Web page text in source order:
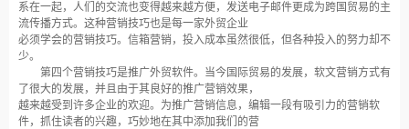
系在一起，人们的交流也变得越来越方便，发送电子邮件更成为跨国贸易的主
流传播方式。这种营销技巧也是每一家外贸企业
必须学会的营销技巧。信箱营销，投入成本虽然很低，但各种投入的努力却不
少。
第四个营销技巧是推广外贸软件。当今国际贸易的发展，软文营销方式有
了很大的发展，并且由于其良好的推广营销效果，
越来越受到许多企业的欢迎。为推广营销信息，编辑一段有吸引力的营销软
件，抓住读者的兴趣，巧妙地在其中添加我们的营